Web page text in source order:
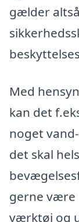
gælder
Med
kan det
noget
det skal
gerne være
værktøj og